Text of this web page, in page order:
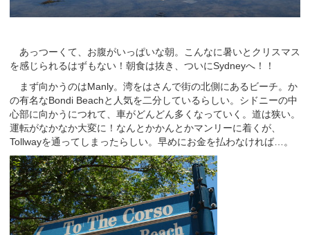
あっつーくて、お腹がいっぱいな朝。こんなに暑いとクリスマス
を感じられるはずもない！朝食は抜き、ついにSydneyへ！！
まず向かうのはManly。湾をはさんで街の北側にあるビーチ。か
の有名なBondi Beachと人気を二分しているらしい。シドニーの中
心部に向かうにつれて、車がどんどん多くなっていく。道は狭い。
運転がなかなか大変に！なんとかかんとかマンリーに着くが、
Tollwayを通ってしまったらしい。早めにお金を払わなければ…。